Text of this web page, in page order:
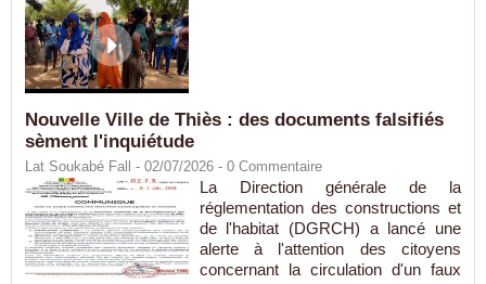
Nouvelle Ville de Thiès : des documents falsifiés
sèment l'inquiétude
Lat Soukabé Fall - 02/07/2026 - 0 Commentaire
La Direction générale de la
réglementation des constructions et
de l'habitat (DGRCH) a lancé une
alerte à l'attention des citoyens
concernant la circulation d'un faux